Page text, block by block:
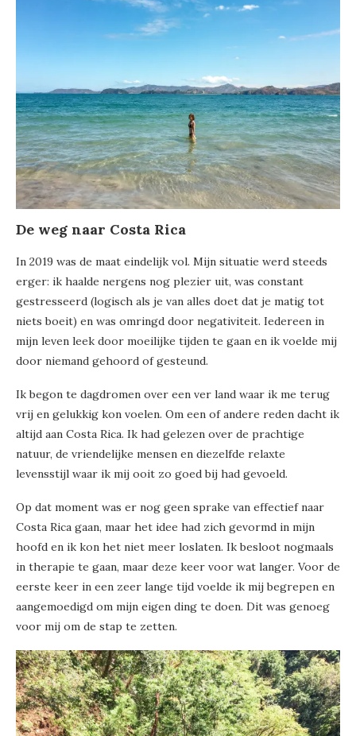
De weg naar Costa Rica
In 2019 was de maat eindelijk vol. Mijn situatie werd steeds
erger: ik haalde nergens nog plezier uit, was constant
gestresseerd (logisch als je van alles doet dat je matig tot
niets boeit) en was omringd door negativiteit. Iedereen in
mijn leven leek door moeilijke tijden te gaan en ik voelde mij
door niemand gehoord of gesteund.
Ik begon te dagdromen over een ver land waar ik me terug
vrij en gelukkig kon voelen. Om een of andere reden dacht ik
altijd aan Costa Rica. Ik had gelezen over de prachtige
natuur, de vriendelijke mensen en diezelfde relaxte
levensstijl waar ik mij ooit zo goed bij had gevoeld.
Op dat moment was er nog geen sprake van effectief naar
Costa Rica gaan, maar het idee had zich gevormd in mijn
hoofd en ik kon het niet meer loslaten. Ik besloot nogmaals
in therapie te gaan, maar deze keer voor wat langer. Voor de
eerste keer in een zeer lange tijd voelde ik mij begrepen en
aangemoedigd om mijn eigen ding te doen. Dit was genoeg
voor mij om de stap te zetten.